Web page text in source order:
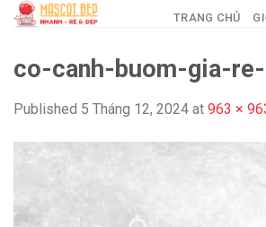
Skip
TRANG CHỦ
co-canh-buom-gia-
Published 5 Tháng 12, 2024 at 963 ×